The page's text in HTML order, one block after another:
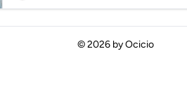
© 2026 byOcicio